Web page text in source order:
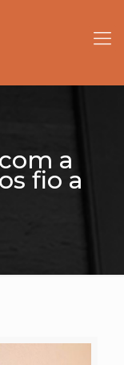
a
fio a